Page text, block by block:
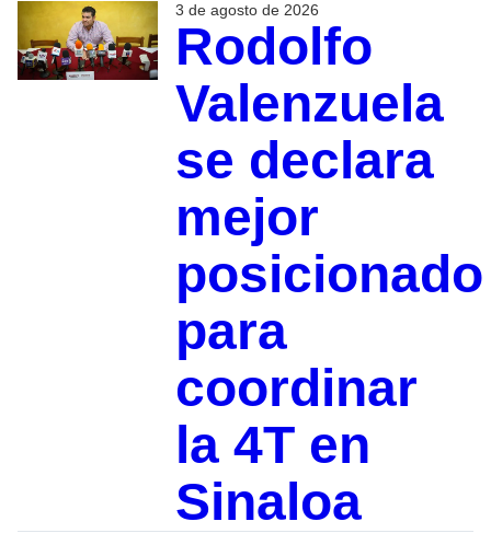
3 de agosto de 2026
Rodolfo
Valenzuela
se declara
mejor
posicionado
para
coordinar
la 4T en
Sinaloa